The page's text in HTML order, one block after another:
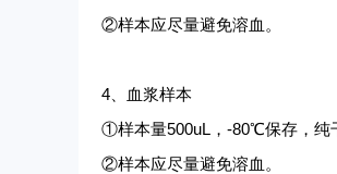
②样本应尽量避免溶血。
4、血浆样本
①样本量500uL，-80℃保存，纯
②样本应尽量避免溶血。